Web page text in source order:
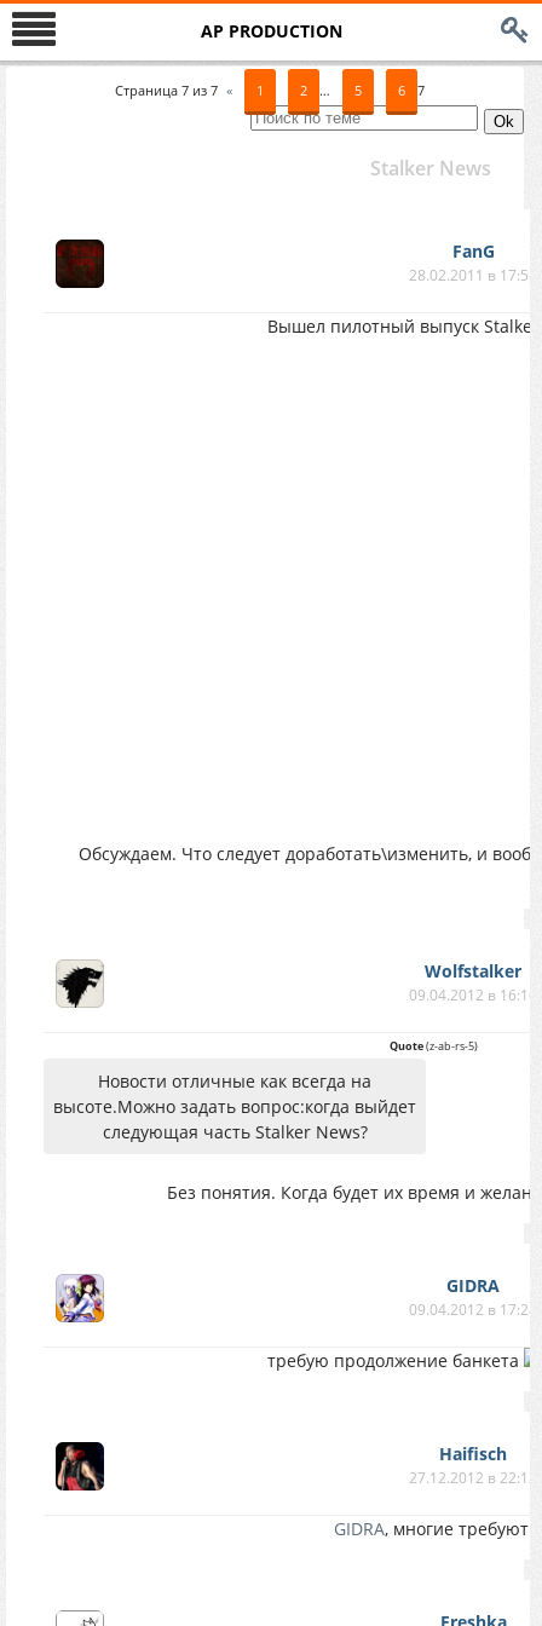
AP PRODUCTION
Страница 7из 7 « 1 2 … 5 6 7
Stalker News
FanG
28.02.2011 в 17:55
Вышел пилотный выпуск
Обсуждаем. Что следует доработать\изменить, и
Wolfstalker
09.04.2012 в 16:16
Quote(z-ab-rs-5)
Новости отличные как всегда на
высоте.Можно задать вопрос:когда выйдет
следующая часть Stalker News?
Без понятия. Когда будет их время и
GIDRA
09.04.2012 в 17:28
требую продолжение банкета
Haifisch
27.12.2012 в 22:12
GIDRA, многие требуют